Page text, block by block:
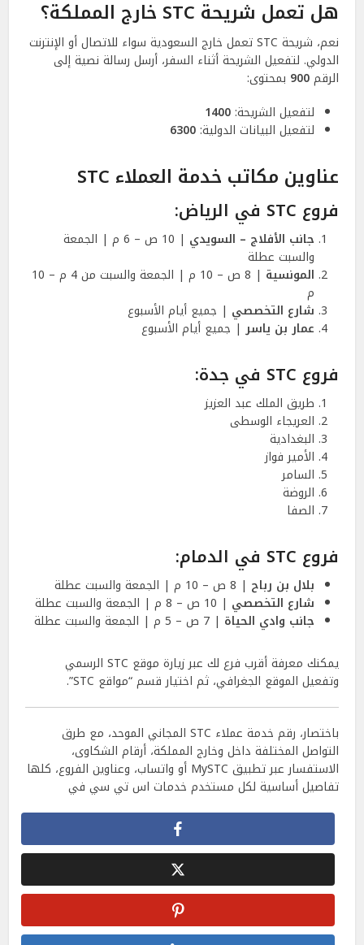
هل تعمل شريحة STC خارج المملكة؟
نعم، شريحة STC تعمل خارج السعودية سواء للاتصال أو الإنترنت
الدولي. لتفعيل الشريحة أثناء السفر، أرسل رسالة نصية إلى
الرقم900 بمحتوى:
لتفعيل الشريحة:1400
لتفعيل البيانات الدولية:6300
عناوين مكاتب خدمة العملاء STC
فروع STC في الرياض:
جانب الأفلاج – السويدي
| 10 ص – 6 م | الجمعة
والسبت عطلة
المونسية
| 8 ص – 10 م | الجمعة والسبت من 4 م – 10
م
شارع التخصصي | جميع أيام الأسبوع
عمار بن ياسر | جميع أيام الأسبوع
فروع STC في جدة:
طريق الملك عبد العزيز
العريجاء الوسطى
البغدادية
الأمير فواز
السامر
الروضة
الصفا
فروع STC في الدمام:
بلال بن رباح | 8 ص – 10 م | الجمعة والسبت عطلة
شارع التخصصي | 10 ص – 8 م | الجمعة والسبت عطلة
جانب وادي الحياة | 7 ص – 5 م | الجمعة والسبت عطلة
يمكنك معرفة أقرب فرع لك عبر زيارة موقع STC الرسمي
وتفعيل الموقع الجغرافي، ثم اختيار قسم “مواقع STC”.
باختصار، رقم خدمة عملاء STC المجاني الموحد، مع طرق
التواصل المختلفة داخل وخارج المملكة، أرقام الشكاوى،
الاستفسار عبر تطبيق MySTC أو واتساب، وعناوين الفروع، كلها
تفاصيل أساسية لكل مستخدم خدمات اس تي سي في